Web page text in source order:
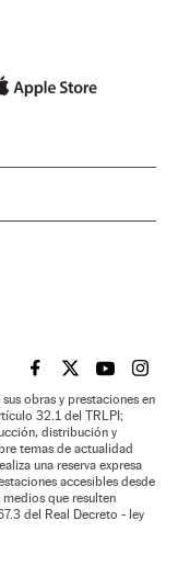
EL PAÍS BRASIL EN
EL PAÍSEL PAÍS
EL
obras y prestaciones en
32.1 del TRLPI;
distribución y
temas de actualidad
una reserva expresa
accesibles desde
que resulten
del Real Decreto - ley